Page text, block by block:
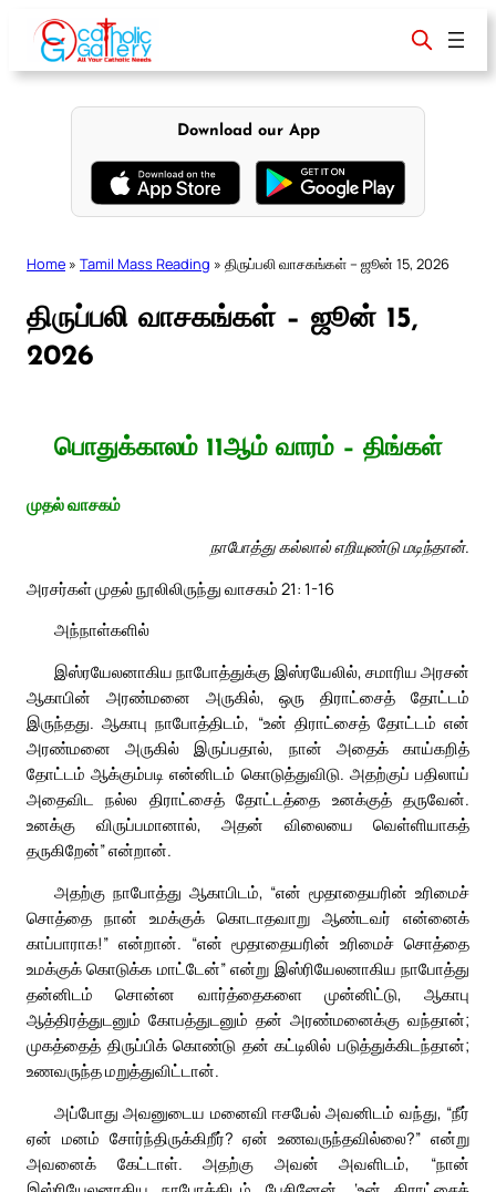
content
Download our App
Home » Tamil Mass Reading » திருப்பலி வாசகங்கள் – ஜூன் 15, 2026
திருப்பலி வாசகங்கள் – ஜூன் 15,
2026
பொதுக்காலம் 11ஆம் வாரம் – திங்கள்
முதல் வாசகம்
நாபோத்து கல்லால் எறியுண்டு மடிந்தான்.
அரசர்கள் முதல் நூலிலிருந்து வாசகம் 21: 1-16
அந்நாள்களில்
இஸ்ரயேலனாகிய நாபோத்துக்கு இஸ்ரயேலில், சமாரிய அரசன்
ஆகாபின் அரண்மனை அருகில், ஒரு திராட்சைத் தோட்டம்
இருந்தது. ஆகாபு நாபோத்திடம், “உன் திராட்சைத் தோட்டம் என்
அரண்மனை அருகில் இருப்பதால், நான் அதைக் காய்கறித்
தோட்டம் ஆக்கும்படி என்னிடம் கொடுத்துவிடு. அதற்குப் பதிலாய்
அதைவிட நல்ல திராட்சைத் தோட்டத்தை உனக்குத் தருவேன்.
உனக்கு விருப்பமானால், அதன் விலையை வெள்ளியாகத்
தருகிறேன்” என்றான்.
அதற்கு நாபோத்து ஆகாபிடம், “என் மூதாதையரின் உரிமைச்
சொத்தை நான் உமக்குக் கொடாதவாறு ஆண்டவர் என்னைக்
காப்பாராக!” என்றான். “என் மூதாதையரின் உரிமைச் சொத்தை
உமக்குக் கொடுக்க மாட்டேன்” என்று இஸ்ரியேலனாகிய நாபோத்து
தன்னிடம் சொன்ன வார்த்தைகளை முன்னிட்டு, ஆகாபு
ஆத்திரத்துடனும் கோபத்துடனும் தன் அரண்மனைக்கு வந்தான்;
முகத்தைத் திருப்பிக் கொண்டு தன் கட்டிலில் படுத்துக்கிடந்தான்;
உணவருந்த மறுத்துவிட்டான்.
அப்போது அவனுடைய மனைவி ஈசபேல் அவனிடம் வந்து, “நீர்
ஏன் மனம் சோர்ந்திருக்கிறீர்? ஏன் உணவருந்தவில்லை?” என்று
அவனைக் கேட்டாள். அதற்கு அவன் அவளிடம், “நான்